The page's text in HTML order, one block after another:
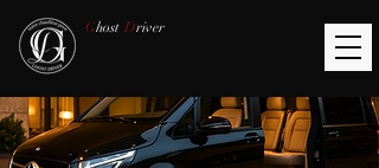
Ghost Driver